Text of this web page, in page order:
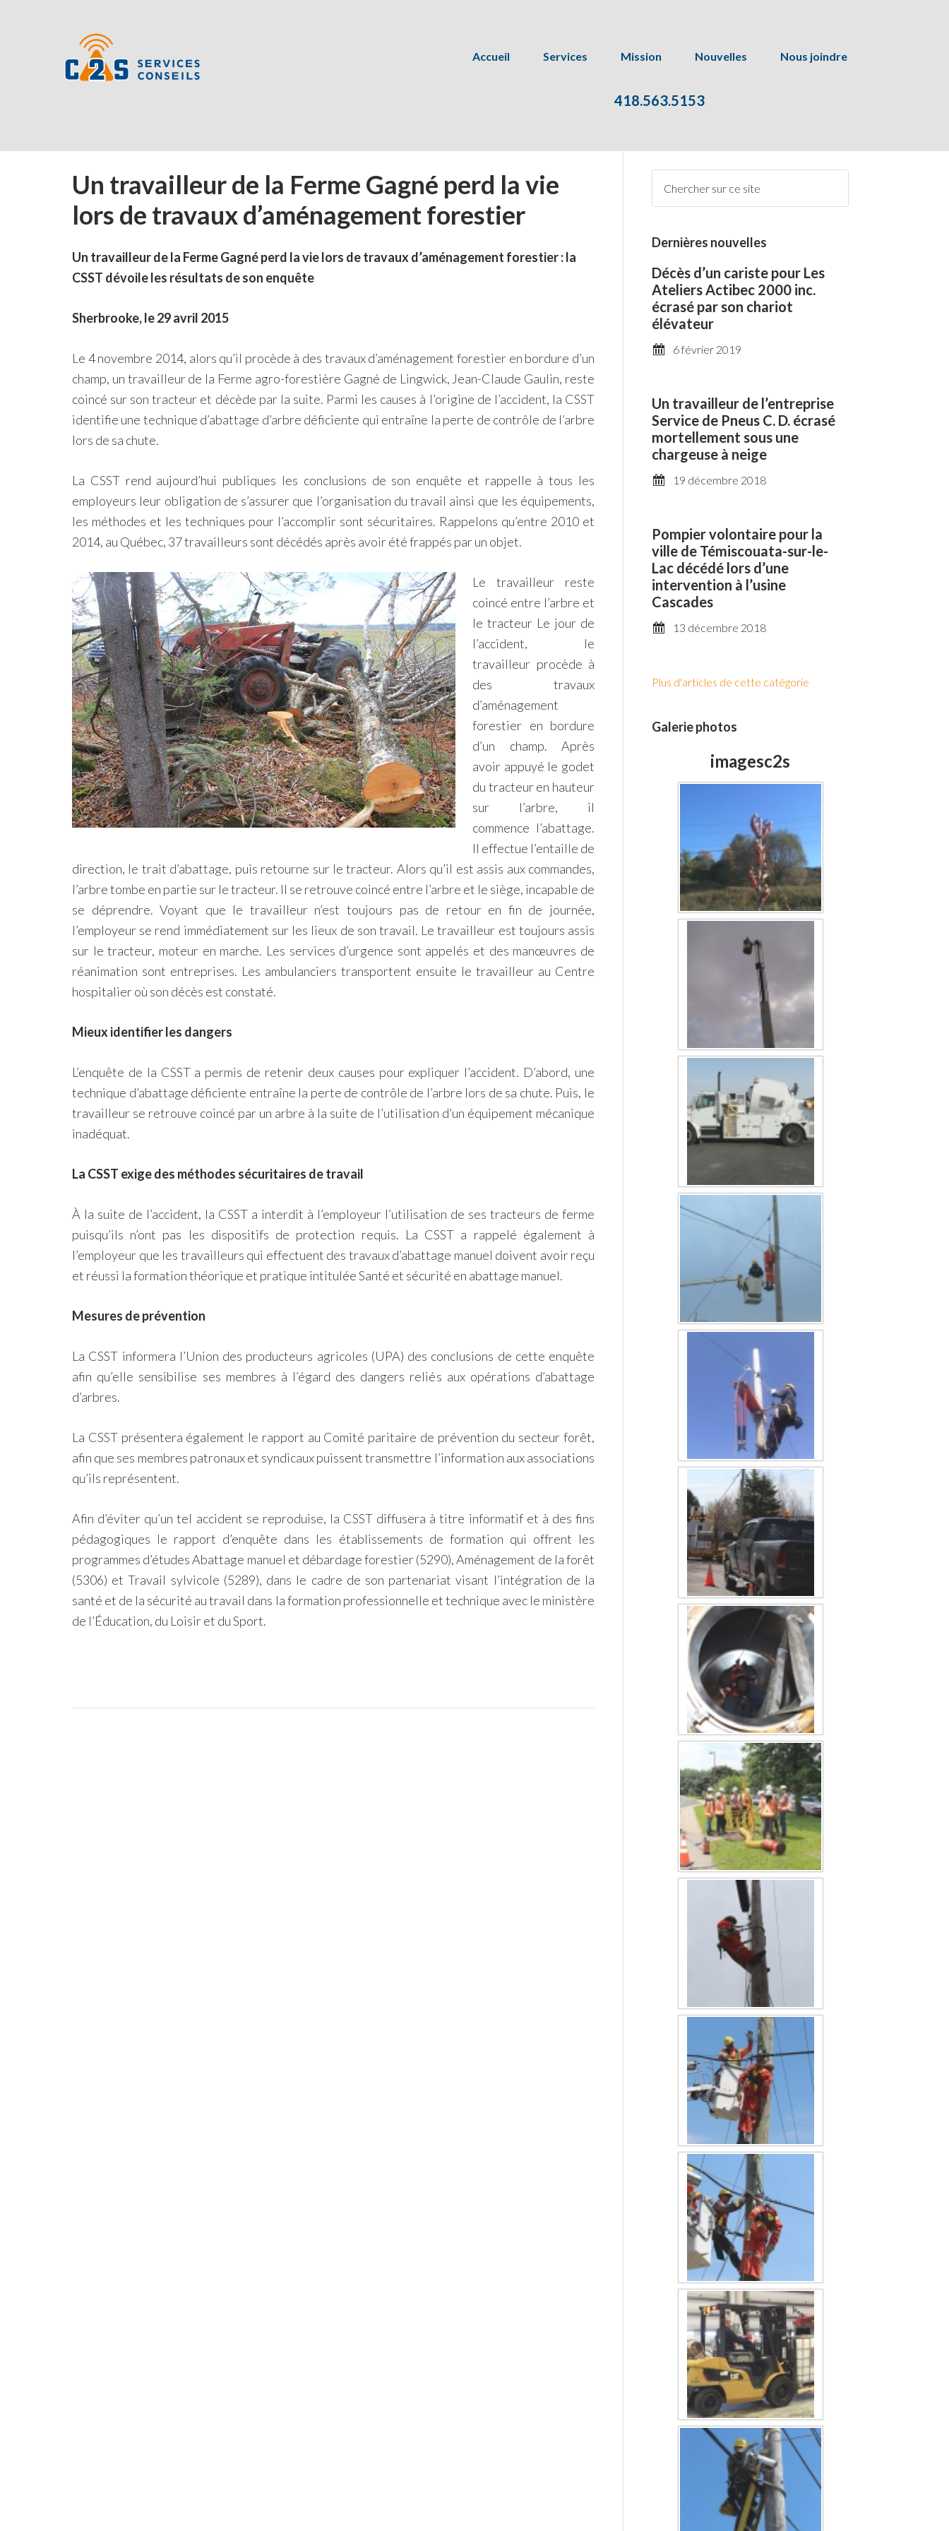
Accueil Services Mission Nouvelles Nous joindre
418.563.5153
Un travailleur de la Ferme Gagné perd la vie
lors de travaux d’aménagement forestier
Un travailleur de la Ferme Gagné perd la vie lors de travaux d’aménagement forestier : la
CSST dévoile les résultats de son enquête
Sherbrooke, le 29 avril 2015
Le 4 novembre 2014, alors qu’il procède à des travaux d’aménagement forestier en bordure d’un
champ, un travailleur de la Ferme agro-forestière Gagné de Lingwick, Jean-Claude Gaulin, reste
coincé sur son tracteur et décède par la suite. Parmi les causes à l’origine de l’accident, la CSST
identifie une technique d’abattage d’arbre déficiente qui entraîne la perte de contrôle de l’arbre
lors de sa chute.
La CSST rend aujourd’hui publiques les conclusions de son enquête et rappelle à tous les
employeurs leur obligation de s’assurer que l’organisation du travail ainsi que les équipements,
les méthodes et les techniques pour l’accomplir sont sécuritaires. Rappelons qu’entre 2010 et
2014, au Québec, 37 travailleurs sont décédés après avoir été frappés par un objet.
Le travailleur reste
coincé entre l’arbre et
le tracteur Le jour de
l’accident, le
travailleur procède à
des travaux
d’aménagement
forestier en bordure
d’un champ. Après
avoir appuyé le godet
du tracteur en hauteur
sur l’arbre, il
commence l’abattage.
Il effectue l’entaille de
direction, le trait d’abattage, puis retourne sur le tracteur. Alors qu’il est assis aux commandes,
l’arbre tombe en partie sur le tracteur. Il se retrouve coincé entre l’arbre et le siège, incapable de
se déprendre. Voyant que le travailleur n’est toujours pas de retour en fin de journée,
l’employeur se rend immédiatement sur les lieux de son travail. Le travailleur est toujours assis
sur le tracteur, moteur en marche. Les services d’urgence sont appelés et des manœuvres de
réanimation sont entreprises. Les ambulanciers transportent ensuite le travailleur au Centre
hospitalier où son décès est constaté.
Mieux identifier les dangers
L’enquête de la CSST a permis de retenir deux causes pour expliquer l’accident. D’abord, une
technique d’abattage déficiente entraîne la perte de contrôle de l’arbre lors de sa chute. Puis, le
travailleur se retrouve coincé par un arbre à la suite de l’utilisation d’un équipement mécanique
inadéquat.
La CSST exige des méthodes sécuritaires de travail
À la suite de l’accident, la CSST a interdit à l’employeur l’utilisation de ses tracteurs de ferme
puisqu’ils n’ont pas les dispositifs de protection requis. La CSST a rappelé également à
l’employeur que les travailleurs qui effectuent des travaux d’abattage manuel doivent avoir reçu
et réussi la formation théorique et pratique intitulée Santé et sécurité en abattage manuel.
Mesures de prévention
La CSST informera l’Union des producteurs agricoles (UPA) des conclusions de cette enquête
afin qu’elle sensibilise ses membres à l’égard des dangers reliés aux opérations d’abattage
d’arbres.
La CSST présentera également le rapport au Comité paritaire de prévention du secteur forêt,
afin que ses membres patronaux et syndicaux puissent transmettre l’information aux associations
qu’ils représentent.
Afin d’éviter qu’un tel accident se reproduise, la CSST diffusera à titre informatif et à des fins
pédagogiques le rapport d’enquête dans les établissements de formation qui offrent les
programmes d’études Abattage manuel et débardage forestier (5290), Aménagement de la forêt
(5306) et Travail sylvicole (5289), dans le cadre de son partenariat visant l’intégration de la
santé et de la sécurité au travail dans la formation professionnelle et technique avec le ministère
de l’Éducation, du Loisir et du Sport.
Dernières nouvelles
Décès d’un cariste pour Les
Ateliers Actibec 2000 inc.
écrasé par son chariot
élévateur
6 février 2019
Un travailleur de l’entreprise
Service de Pneus C. D. écrasé
mortellement sous une
chargeuse à neige
19 décembre 2018
Pompier volontaire pour la
ville de Témiscouata-sur-le-
Lac décédé lors d’une
intervention à l’usine
Cascades
13 décembre 2018
Plus d'articles de cette catégorie
Galerie photos
imagesc2s